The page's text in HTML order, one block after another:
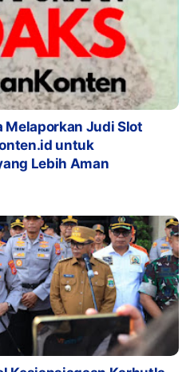
Melaporkan Judi Slot
untuk
Lebih Aman